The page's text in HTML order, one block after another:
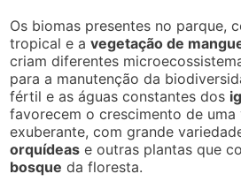
Os biomas presentes no parque,
tropical e avegetação de
criam diferentes
para a manutenção da
fértil e as águas constantes dos
favorecem o crescimento de uma
exuberante, com grande
orquídeas e outras plantas que
bosque da floresta.